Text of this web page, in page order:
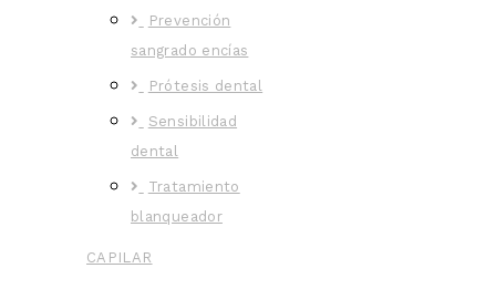
Prevención
sangrado encías
Prótesis dental
Sensibilidad
dental
Tratamiento
blanqueador
CAPILAR